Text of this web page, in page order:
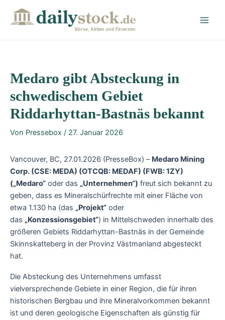
Börse, Aktien und Finanzen
Medaro gibt Absteckung in
schwedischem Gebiet
Riddarhyttan-Bastnäs bekannt
Von Pressebox / 27. Januar 2026
Vancouver, BC, 27.01.2026 (PresseBox) – Medaro Mining
Corp. (CSE: MEDA) (OTCQB: MEDAF) (FWB: 1ZY)
(„Medaro“ oder das „Unternehmen“) freut sich bekannt zu
geben, dass es Mineralschürfrechte mit einer Fläche von
etwa 1.130 ha (das „Projekt“ oder
das „Konzessionsgebiet“) in Mittelschweden innerhalb des
größeren Gebiets Riddarhyttan-Bastnäs in der Gemeinde
Skinnskatteberg in der Provinz Västmanland abgesteckt
hat.
Die Absteckung des Unternehmens umfasst
vielversprechende Gebiete in einer Region, die für ihren
historischen Bergbau und ihre Mineralvorkommen bekannt
ist und deren geologische Eigenschaften als günstig für